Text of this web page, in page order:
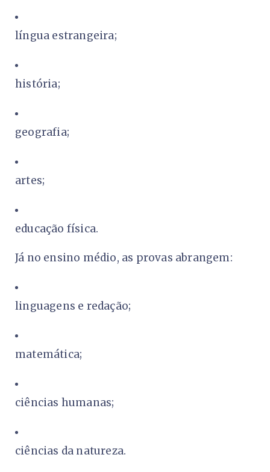
língua estrangeira;
história;
geografia;
artes;
educação física.
Já no ensino médio, as provas abrangem:
linguagens e redação;
matemática;
ciências humanas;
ciências da natureza.